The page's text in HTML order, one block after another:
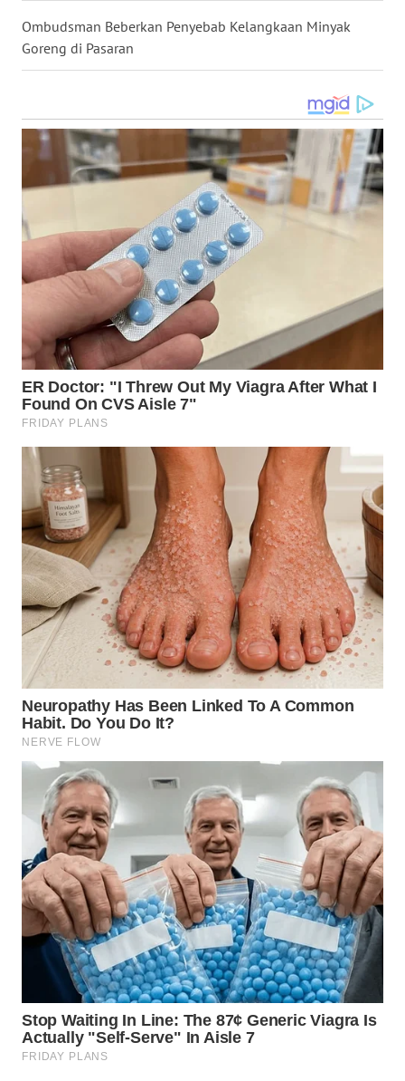
Ombudsman Beberkan Penyebab Kelangkaan Minyak
Goreng di Pasaran
SAMOSIR
PADANG
LAWAS
WN
SUMEDANG
WN
CIANJUR
KEPULAUAN
SERIBU
WN
TANGERANG
WN
BINJAI
CIREBON
WN
INDRAMAYU
WN
KUNINGAN
WN
MAJALENGKA
WN
SUBANG
WN
SUKABUMI
WN